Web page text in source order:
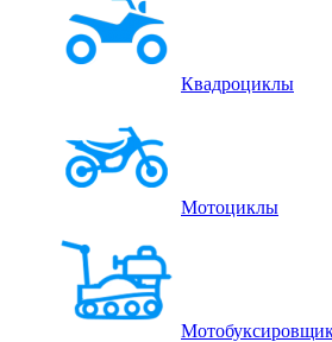
Квадроциклы
Мотоциклы